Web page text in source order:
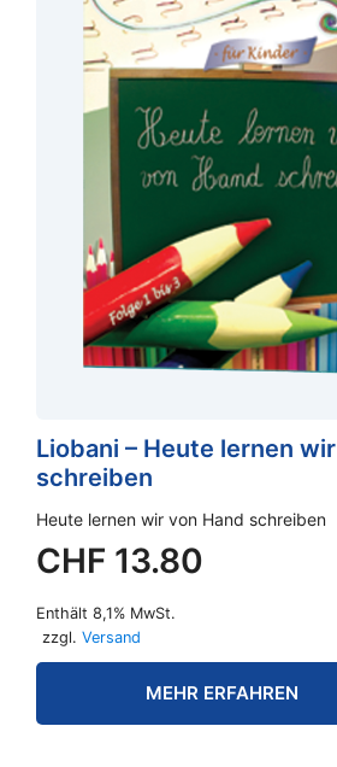
Liobani – Heute lernen
schreiben
Heute lernen wir von Hand schreiben
CHF 13.80
Enthält 8,1% MwSt.
zzgl. Versand
MEHR ERFAHREN